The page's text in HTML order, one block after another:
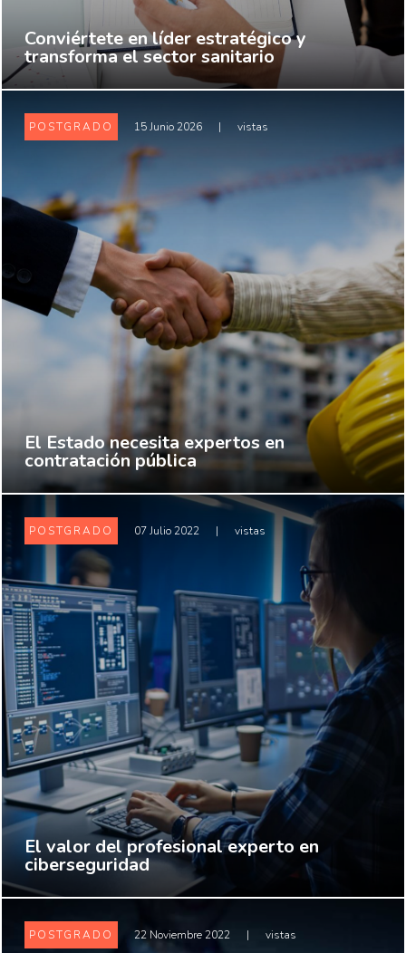
Conviértete en líder estratégico y
transforma el sector sanitario
POSTGRADO 15 Junio 2026 | vistas
El Estado necesita expertos en
contratación pública
POSTGRADO 07 Julio 2022 | vistas
El valor del profesional experto en
ciberseguridad
POSTGRADO 22 Noviembre 2022 | vistas